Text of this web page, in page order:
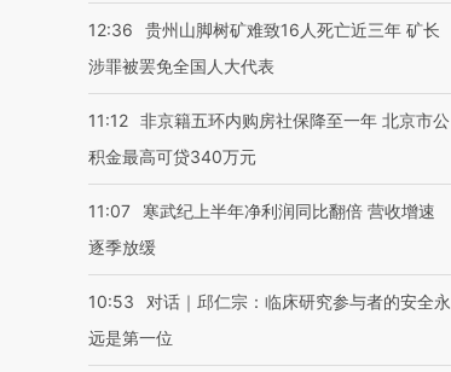
12:36
贵州山脚树矿难致16人死亡近三年 矿长
涉罪被罢免全国人大代表
11:12 非京籍五环内购房社保降至一年 北京市公
积金最高可贷340万元
11:07
寒武纪上半年净利润同比翻倍 营收增速
逐季放缓
10:53
对话｜邱仁宗：临床研究参与者的安全永
远是第一位